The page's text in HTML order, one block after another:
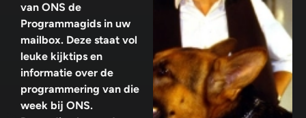
van ONS de
Programmagids in uw
mailbox. Deze staat vol
leuke kijktips en
informatie over de
programmering van die
week bij ONS.